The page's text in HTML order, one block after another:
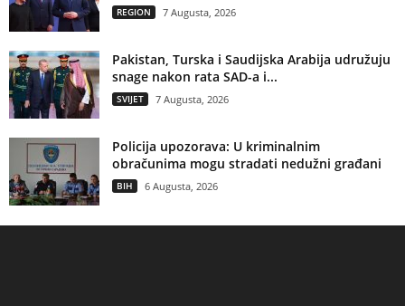
REGION 7 Augusta, 2026
Pakistan, Turska i Saudijska Arabija udružuju
snage nakon rata SAD-a i...
SVIJET 7 Augusta, 2026
Policija upozorava: U kriminalnim
obračunima mogu stradati nedužni građani
BIH 6 Augusta, 2026